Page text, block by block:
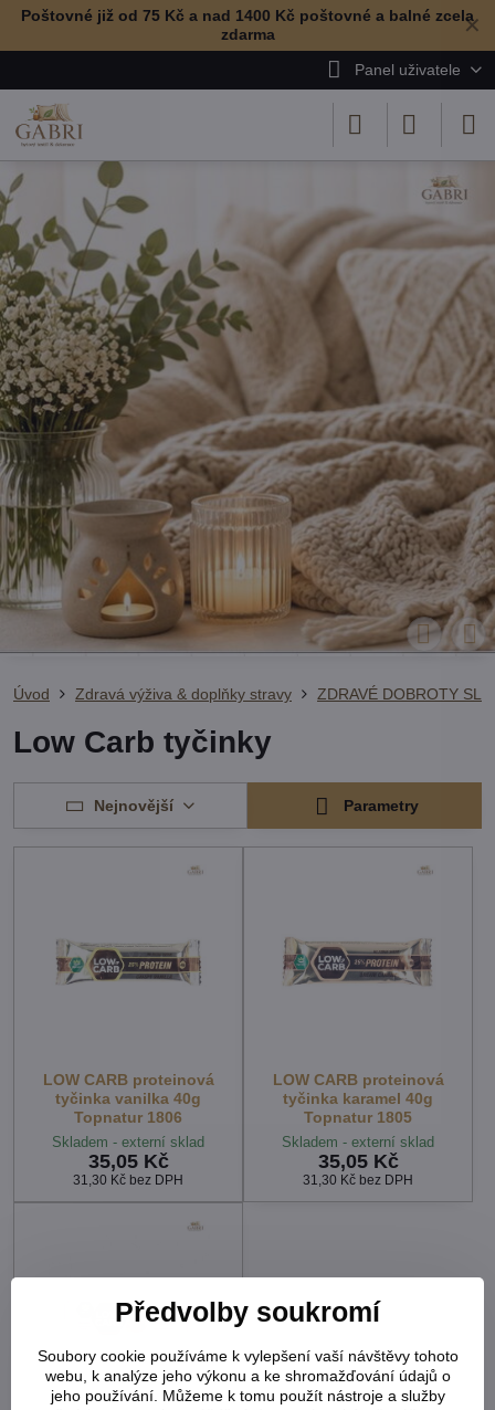
✕
Poštovné již od 75 Kč a nad 1400 Kč poštovné a balné zcela
zdarma
Panel uživatele
Úvod Zdravá výživa & doplňky stravy ZDRAVÉ DOBROTY
Low Carb tyčinky
Nejnovější Parametry
LOW CARB proteinová
tyčinka vanilka 40g
Topnatur 1806
Skladem - externí sklad
35,05 Kč
31,30 Kč bez DPH
LOW CARB proteinová
tyčinka karamel 40g
Topnatur 1805
Skladem - externí sklad
35,05 Kč
31,30 Kč bez DPH
Předvolby soukromí
Soubory cookie používáme k vylepšení vaší návštěvy tohoto
webu, k analýze jeho výkonu a ke shromažďování údajů o
jeho používání. Můžeme k tomu použít nástroje a služby